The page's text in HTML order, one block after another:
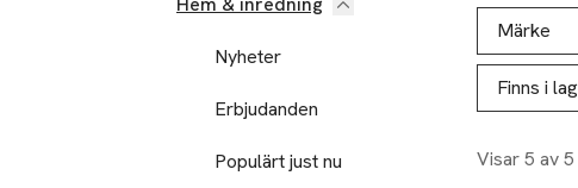
Hoppa till produktsidan
Nyheter
Erbjudanden
Populärt just nu
Hoppa till
Märke
Finns i
Visar 5 av
Lista över